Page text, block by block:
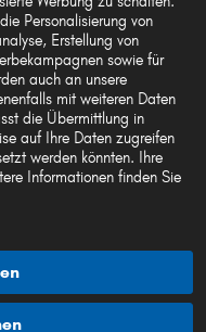
und/oder die
verboten. Jegliche
des Urheberrechts dar
dem Wegfall der
Personalisierung von
Erstellung von
sowie für
auch an unsere
mit weiteren Daten
die Übermittlung in
auf Ihre Daten zugreifen
werden könnten. Ihre
Informationen finden Sie